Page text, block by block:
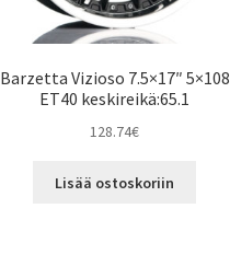
Barzetta Vizioso 7.5×17″ 5×108
ET40 keskireikä:65.1
128.74€
Lisää ostoskoriin